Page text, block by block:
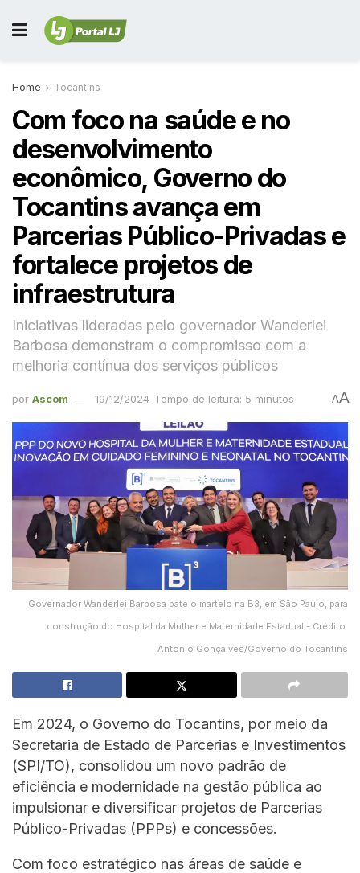
Home Tocantins
Com foco na saúde e no
desenvolvimento
econômico, Governo do
Tocantins avança em
Parcerias Público-Privadas e
fortalece projetos de
infraestrutura
Iniciativas lideradas pelo governador Wanderlei
Barbosa demonstram o compromisso com a
melhoria contínua dos serviços públicos
por Ascom 19/12/2024 Tempo de leitura: 5 minutos AA
Governador Wanderlei Barbosa bate o martelo na B3, em São Paulo, para
construção do Hospital da Mulher e Maternidade Estadual - Crédito:
Antonio Gonçalves/Governo do Tocantins
Em 2024, o Governo do Tocantins, por meio da
Secretaria de Estado de Parcerias e Investimentos
(SPI/TO), consolidou um novo padrão de
eficiência e modernidade na gestão pública ao
impulsionar e diversificar projetos de Parcerias
Público-Privadas (PPPs) e concessões.
Com foco estratégico nas áreas de saúde e